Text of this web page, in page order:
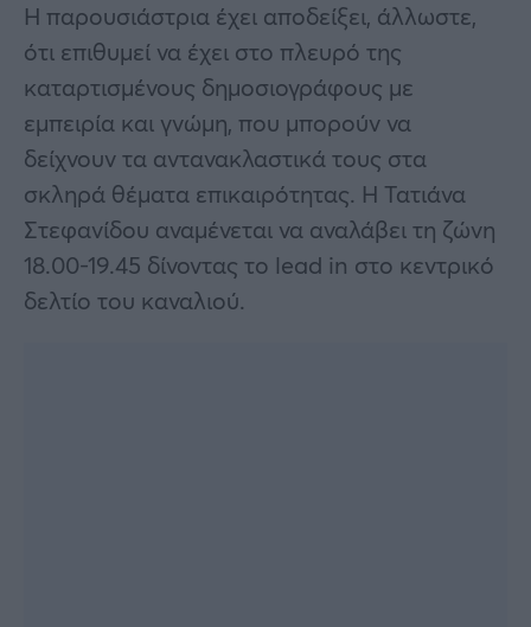
Η παρουσιάστρια έχει αποδείξει, άλλωστε,
ότι επιθυμεί να έχει στο πλευρό της
καταρτισμένους δημοσιογράφους με
εμπειρία και γνώμη, που μπορούν να
δείχνουν τα αντανακλαστικά τους στα
σκληρά θέματα επικαιρότητας. Η Τατιάνα
Στεφανίδου αναμένεται να αναλάβει τη ζώνη
18.00-19.45 δίνοντας το lead in στο κεντρικό
δελτίο του καναλιού.